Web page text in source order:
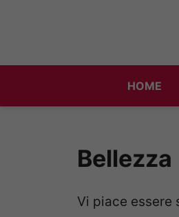
HOME
Bellezza
Vi piace essere